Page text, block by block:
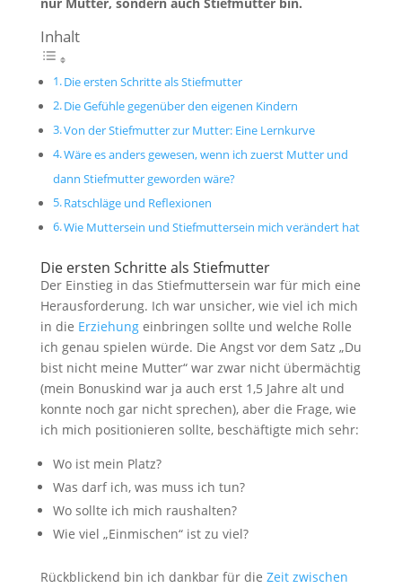
Inhalt
Die ersten Schritte als Stiefmutter
Die Gefühle gegenüber den eigenen Kindern
Von der Stiefmutter zur Mutter: Eine Lernkurve
Wäre es anders gewesen, wenn ich zuerst Mutter und
dann Stiefmutter geworden wäre?
Ratschläge und Reflexionen
Wie Muttersein und Stiefmuttersein mich verändert hat
Die ersten Schritte als Stiefmutter
Der Einstieg in das Stiefmuttersein war für mich eine
Herausforderung. Ich war unsicher, wie viel ich mich
in die Erziehung einbringen sollte und welche Rolle
ich genau spielen würde. Die Angst vor dem Satz „Du
bist nicht meine Mutter“ war zwar nicht übermächtig
(mein Bonuskind war ja auch erst 1,5 Jahre alt und
konnte noch gar nicht sprechen), aber die Frage, wie
ich mich positionieren sollte, beschäftigte mich sehr:
Wo ist mein Platz?
Was darf ich, was muss ich tun?
Wo sollte ich mich raushalten?
Wie viel „Einmischen“ ist zu viel?
Rückblickend bin ich dankbar für die Zeit zwischen